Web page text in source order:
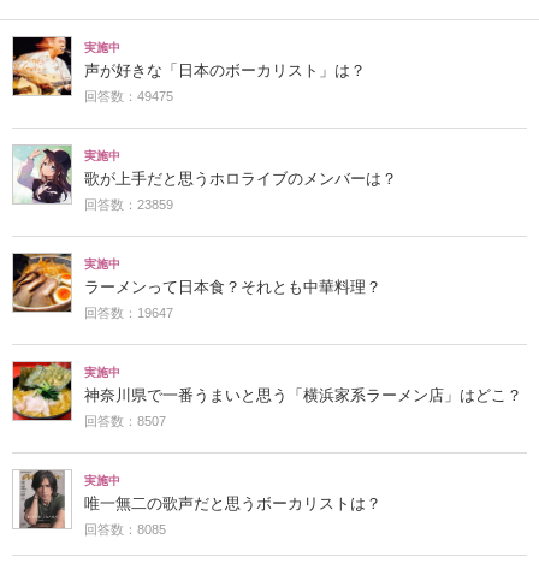
実施中
声が好きな「日本のボーカリスト」は？
回答数：49475
実施中
歌が上手だと思うホロライブのメンバーは？
回答数：23859
実施中
ラーメンって日本食？それとも中華料理？
回答数：19647
実施中
神奈川県で一番うまいと思う「横浜家系ラーメン店」はどこ？
回答数：8507
実施中
唯一無二の歌声だと思うボーカリストは？
回答数：8085